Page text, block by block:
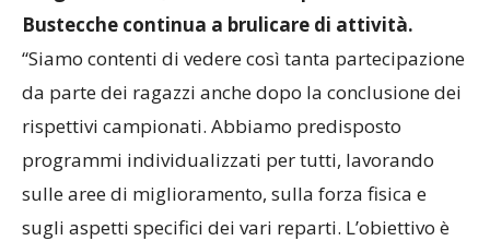
Stagione finita, ma il Centro Sportivo delle
Bustecche continua a brulicare di attività.
“Siamo contenti di vedere così tanta partecipazione
da parte dei ragazzi anche dopo la conclusione dei
rispettivi campionati. Abbiamo predisposto
programmi individualizzati per tutti, lavorando
sulle aree di miglioramento, sulla forza fisica e